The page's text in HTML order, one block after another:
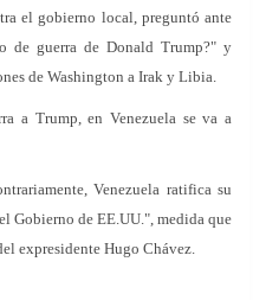
el gobierno local, preguntó ante
de guerra de Donald Trump?" y
de Washington a Irak y Libia.
a Trump, en Venezuela se va a
Venezuela ratifica su
Gobierno de EE.UU.", medida que
expresidente Hugo Chávez.